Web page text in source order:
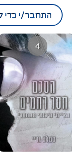
התחבר/י כדי
4